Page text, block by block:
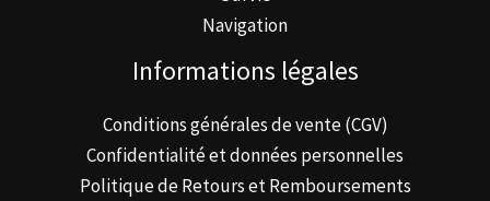
Navigation
Informations légales
Conditions générales de vente (CGV)
Confidentialité et données personnelles
Politique de Retours et Remboursements